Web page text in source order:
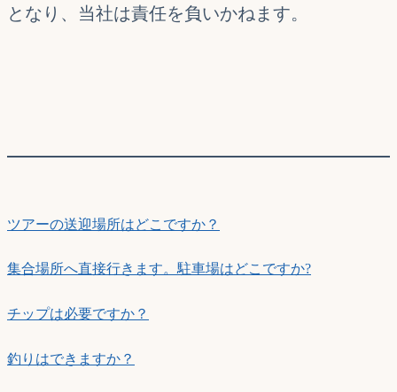
となり、当社は責任を負いかねます。
ツアーの送迎場所はどこですか？
集合場所へ直接行きます。駐車場はどこですか?
チップは必要ですか？
釣りはできますか？